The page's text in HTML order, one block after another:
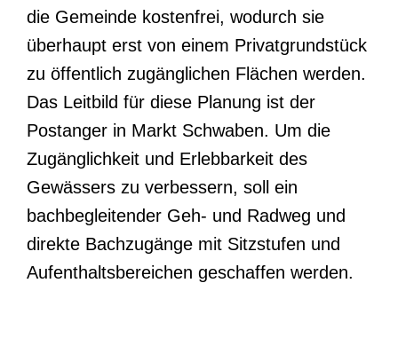
die Gemeinde kostenfrei, wodurch sie
überhaupt erst von einem Privatgrundstück
zu öffentlich zugänglichen Flächen werden.
Das Leitbild für diese Planung ist der
Postanger in Markt Schwaben. Um die
Zugänglichkeit und Erlebbarkeit des
Gewässers zu verbessern, soll ein
bachbegleitender Geh- und Radweg und
direkte Bachzugänge mit Sitzstufen und
Aufenthaltsbereichen geschaffen werden.